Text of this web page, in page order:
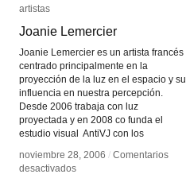
artistas
Joanie Lemercier
Joanie Lemercier es un artista francés
centrado principalmente en la
proyección de la luz en el espacio y su
influencia en nuestra percepción.
Desde 2006 trabaja con luz
proyectada y en 2008 co funda el
estudio visual AntiVJ con los
noviembre 28, 2006 / Comentarios
desactivadosen
artistas
Joanie Lemercier
noviembre 28, 2006 / Comentarios
desactivadosen